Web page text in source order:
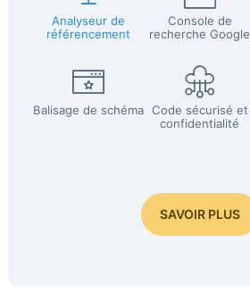
Analyseur de
référencement
Console de
recherche Google
Balisage de schéma Code sécurisé et
confidentialité
SAVOIR PLUS